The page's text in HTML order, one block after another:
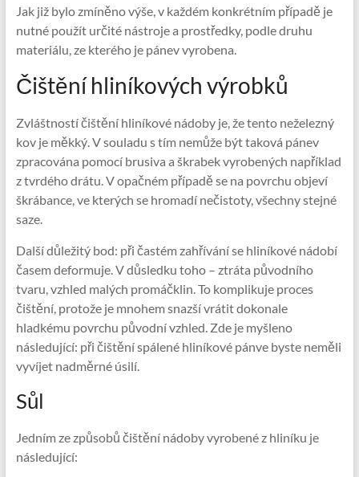
Jak již bylo zmíněno výše, v každém konkrétním případě je
nutné použít určité nástroje a prostředky, podle druhu
materiálu, ze kterého je pánev vyrobena.
Čištění hliníkových výrobků
Zvláštností čištění hliníkové nádoby je, že tento neželezný
kov je měkký. V souladu s tím nemůže být taková pánev
zpracována pomocí brusiva a škrabek vyrobených například
z tvrdého drátu. V opačném případě se na povrchu objeví
škrábance, ve kterých se hromadí nečistoty, všechny stejné
saze.
Další důležitý bod: při častém zahřívání se hliníkové nádobí
časem deformuje. V důsledku toho – ztráta původního
tvaru, vzhled malých promáčklin. To komplikuje proces
čištění, protože je mnohem snazší vrátit dokonale
hladkému povrchu původní vzhled. Zde je myšleno
následující: při čištění spálené hliníkové pánve byste neměli
vyvíjet nadměrné úsilí.
Sůl
Jedním ze způsobů čištění nádoby vyrobené z hliníku je
následující: